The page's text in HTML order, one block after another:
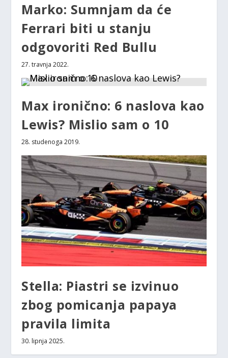
Marko: Sumnjam da će
Ferrari biti u stanju
odgovoriti Red Bullu
27. travnja 2022.
Max ironično: 6 naslova kao
Lewis? Mislio sam o 10
28. studenoga 2019.
Stella: Piastri se izvinuo
zbog pomicanja papaya
pravila limita
30. lipnja 2025.